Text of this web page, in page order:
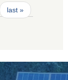
last »